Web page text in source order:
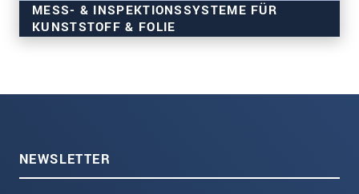
MESS- & INSPEKTIONSSYSTEME FÜR
KUNSTSTOFF & FOLIE
NEWSLETTER